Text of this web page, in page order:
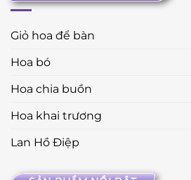
Giỏ hoa để bàn
Hoa bó
Hoa chia buồn
Hoa khai trương
Lan Hồ Điệp